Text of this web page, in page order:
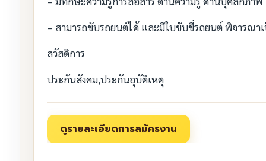
– สามารถขับรถยนต์ได้ และมีใบขับขี่รถยนต์ พิจารณา
สวัสดิการ
ประกันสังคม,ประกันอุบัติเหตุ